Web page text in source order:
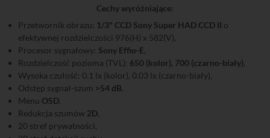
Cechy wyróżniające:
Przetwornik obrazu: 1/3" CCD Sony Super HAD CCD II o
efektywnej rozdzielczości 976(H) x 582(V),
Procesor sygnałowy: Sony Effio-E,
Rozdzielczość pozioma (TVL): 650 (kolor), 700 (czarno-biały),
Wysoka czułość: 0.1 lx (kolor), 0.03 lx (czarno-biały),
Odstęp sygnał-szum >54 dB,
Menu OSD,
Redukcja szumów 2D,
20 stref prywatności,